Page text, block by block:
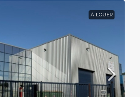
À LOUER